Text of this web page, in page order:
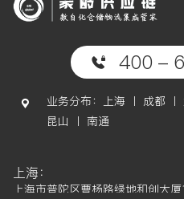
400 -
业务分布：上海 丨 成都 丨
昆山 丨 南通
上海：
上海市普陀区曹杨路绿地和创大